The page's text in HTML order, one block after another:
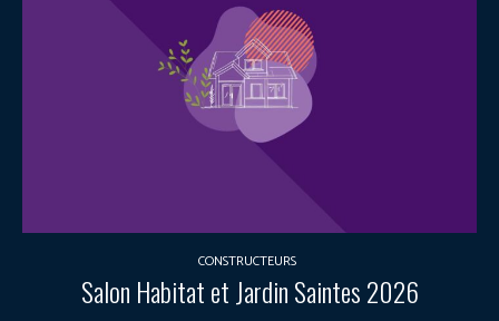
CONSTRUCTEURS
Salon Habitat et Jardin Saintes 2026